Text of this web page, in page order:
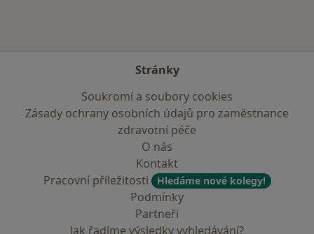
Stránky
Soukromí a soubory cookies
Zásady ochrany osobních údajů pro zaměstnance
zdravotní péče
O nás
Kontakt
Pracovní příležitosti
Hledáme nové kolegy!
Podmínky
Partneři
Jak řadíme výsledky vyhledávání?